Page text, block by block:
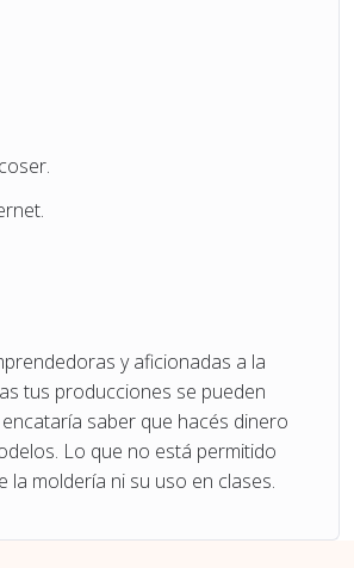
y aficionadas a la
tus producciones se pueden
saber que hacés dinero
Lo que no está permitido
la moldería ni su uso en clases.